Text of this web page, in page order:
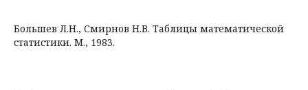
Большев Л.Н., Смирнов Н.В. Таблицы математической
статистики. М., 1983.